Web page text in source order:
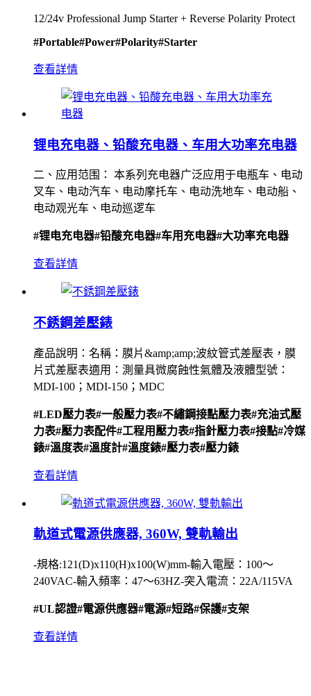
12/24v Professional Jump Starter + Reverse Polarity Protect
#Portable#Power#Polarity#Starter
查看詳情
锂电充电器、铅酸充电器、车用大功率充电器
二、应用范围： 本系列充电器广泛应用于电瓶车、电动
叉车、电动汽车、电动摩托车、电动洗地车、电动船、
电动观光车、电动巡逻车
#锂电充电器#铅酸充电器#车用充电器#大功率充电器
查看詳情
不銹鋼差壓錶
產品說明：名稱：膜片&amp;amp;波紋管式差壓表，膜
片式差壓表適用：測量具微腐蝕性氣體及液體型號：
MDI-100；MDI-150；MDC
#LED壓力表#一般壓力表#不繡鋼接點壓力表#充油式壓
力表#壓力表配件#工程用壓力表#指針壓力表#接點#冷媒
錶#溫度表#溫度計#溫度錶#壓力表#壓力錶
查看詳情
軌道式電源供應器, 360W, 雙軌輸出
-規格:121(D)x110(H)x100(W)mm-輸入電壓：100〜
240VAC-輸入頻率：47〜63HZ-突入電流：22A/115VA
#UL認證#電源供應器#電源#短路#保護#支架
查看詳情